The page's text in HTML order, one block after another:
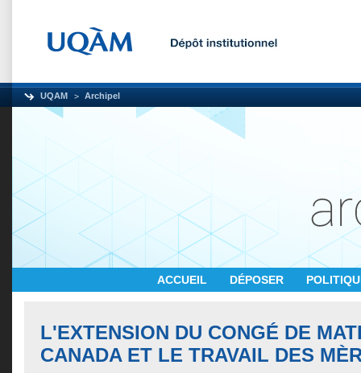
UQAM Archipel
ACCUEIL DÉPOSER
L'EXTENSION DU CONGÉ DE
CANADA ET LE TRAVAIL DES